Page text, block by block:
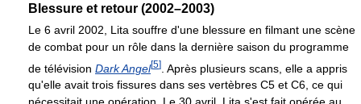
Blessure et retour (2002–2003)
Le 6 avril 2002, Lita souffre d'une blessure en filmant une scène
de combat pour un rôle dans la dernière saison du programme
de télévision Dark Angel[5] . Après plusieurs scans, elle a appris
qu'elle avait trois fissures dans ses vertèbres C5 et C6, ce qui